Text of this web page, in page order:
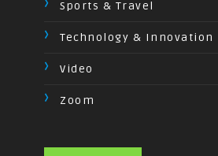
Sports & Travel
Technology & Innovation
Video
Zoom